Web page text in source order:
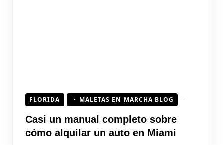
FLORIDA MALETAS EN MARCHA BLOG
Casi un manual completo sobre
cómo alquilar un auto en Miami